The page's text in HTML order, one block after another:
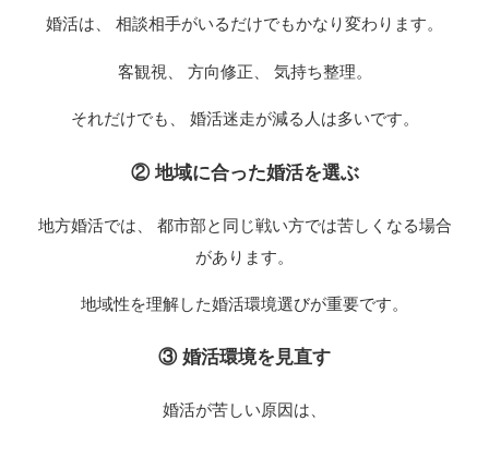
婚活は、 相談相手がいるだけでもかなり変わります。
客観視、 方向修正、 気持ち整理。
それだけでも、 婚活迷走が減る人は多いです。
② 地域に合った婚活を選ぶ
地方婚活では、 都市部と同じ戦い方では苦しくなる場合
があります。
地域性を理解した婚活環境選びが重要です。
③ 婚活環境を見直す
婚活が苦しい原因は、